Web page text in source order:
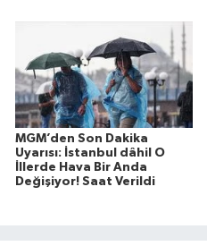
MGM’den Son Dakika
Uyarısı: İstanbul dâhil O
İllerde Hava Bir Anda
Değişiyor! Saat Verildi